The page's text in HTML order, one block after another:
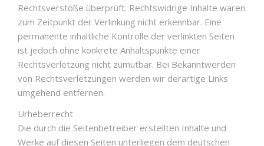
Rechtsverstöße überprüft. Rechtswidrige Inhalte waren
zum Zeitpunkt der Verlinkung nicht erkennbar. Eine
permanente inhaltliche Kontrolle der verlinkten Seiten
ist jedoch ohne konkrete Anhaltspunkte einer
Rechtsverletzung nicht zumutbar. Bei Bekanntwerden
von Rechtsverletzungen werden wir derartige Links
umgehend entfernen.
Urheberrecht
Die durch die Seitenbetreiber erstellten Inhalte und
Werke auf diesen Seiten unterliegen dem deutschen